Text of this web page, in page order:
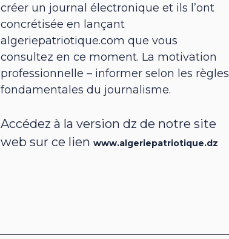
créer un journal électronique et ils l’ont
concrétisée en lançant
algeriepatriotique.com que vous
consultez en ce moment. La motivation
professionnelle – informer selon les règles
fondamentales du journalisme.
Accédez à la version dz de notre site
web sur ce lienwww.algeriepatriotique.dz